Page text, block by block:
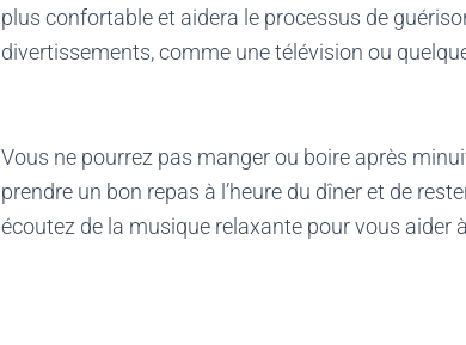
plus confortable et aidera le processus de
divertissements, comme une télévision ou
Vous ne pourrez pas manger ou boire après
prendre un bon repas à l’heure du dîner et de
écoutez de la musique relaxante pour vous aider